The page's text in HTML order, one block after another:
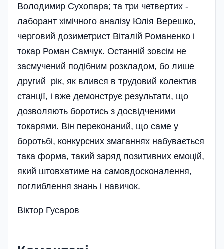
Володимир Сухопара; та три четвертих -
лаборант хімічного аналізу Юлія Верешко,
черговий дозиметрист Віталій Романенко і
токар Роман Самчук. Останній зовсім не
засмучений подібним розкладом, бо лише
другий рік, як влився в трудовий колектив
станції, і вже демонструє результати, що
дозволяють боротись з досвідченими
токарями. Він переконаний, що саме у
боротьбі, конкурсних змаганнях набувається
така форма, такий заряд позитивних емоцій,
який штовхатиме на самовдосконалення,
поглиблення знань і навичок.
Віктор Гусаров